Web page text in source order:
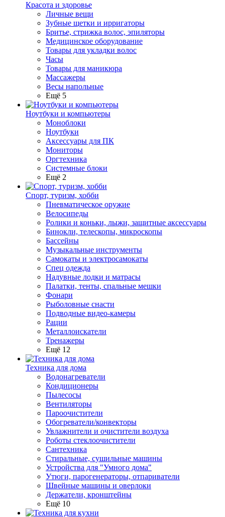
Красота и здоровье
Личные вещи
Зубные щетки и ирригаторы
Бритье, стрижка волос, эпиляторы
Медицинское оборудование
Товары для укладки волос
Часы
Товары для маникюра
Массажеры
Весы напольные
Ещё 5
Ноутбуки и компьютеры
Моноблоки
Ноутбуки
Аксессуары для ПК
Мониторы
Оргтехника
Системные блоки
Ещё 2
Спорт, туризм, хобби
Пневматическое оружие
Велосипеды
Ролики и коньки, лыжи, защитные аксессуары
Бинокли, телескопы, микроскопы
Бассейны
Музыкальные инструменты
Самокаты и электросамокаты
Спец одежда
Надувные лодки и матрасы
Палатки, тенты, спальные мешки
Фонари
Рыболовные снасти
Подводные видео-камеры
Рации
Металлоискатели
Тренажеры
Ещё 12
Техника для дома
Водонагреватели
Кондиционеры
Пылесосы
Вентиляторы
Пароочистители
Обогреватели/конвекторы
Увлажнители и очистители воздуха
Роботы стеклоочистители
Сантехника
Стиральные, сушильные машины
Устройства для "Умного дома"
Утюги, парогенераторы, отпариватели
Швейные машины и оверлоки
Держатели, кронштейны
Ещё 10